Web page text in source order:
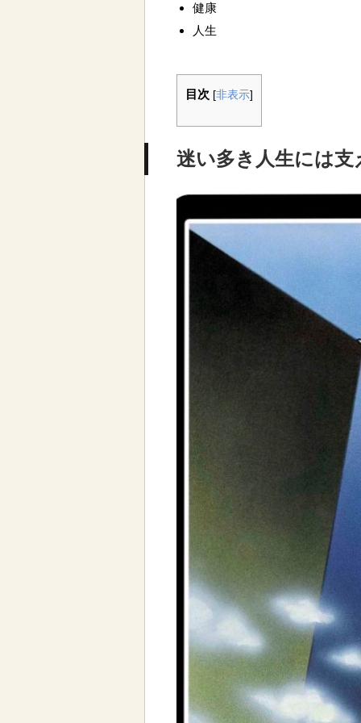
健康
人生
目次 [非表示]
迷い多き人生には支